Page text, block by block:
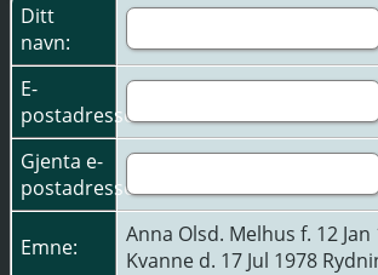
Ditt
navn:
E-
postadresse:
Gjenta e-
postadresse:
Emne:
Anna Olsd. Melhus f. 12
Kvanne d. 17 Jul 1978